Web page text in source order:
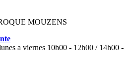
MOUZENS
a viernes 10h00 - 12h00 / 14h00 -